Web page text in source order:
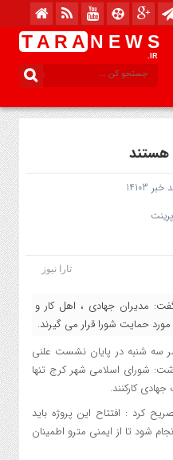
T A R A N E W S
.IR
هستند
14103
پرینت
تارا نیوز
مدیران جهادی ، اهل کار و
حمایت شورا قرار می گیرند.
سه شنبه در پایان نشست علنی
شورای اسلامی شهر کرج تنها
کارکنند.
کرد : افتتاح این پروژه باید
شود تا از ایمنی مترو اطمینان